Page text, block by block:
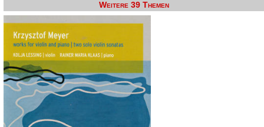
Weitere 39 Themen